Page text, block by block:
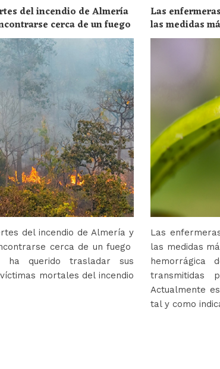
del incendio de Almería
cerca de un fuego
del incendio de Almería y
cerca de un fuego
ha querido trasladar sus
mortales del incendio
Las
las medidas
Las
las medidas
hemorrágica
transmitidas
Actualmente
tal y como